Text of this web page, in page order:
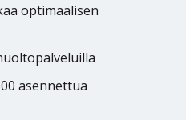
optimaalisen
asennettua